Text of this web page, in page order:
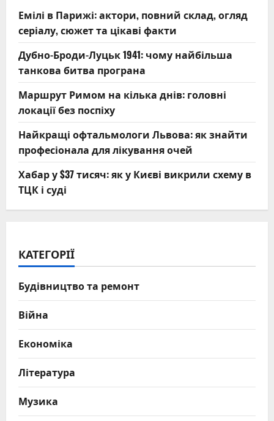
Емілі в Парижі: актори, повний склад, огляд
серіалу, сюжет та цікаві факти
Дубно-Броди-Луцьк 1941: чому найбільша
танкова битва програна
Маршрут Римом на кілька днів: головні
локації без поспіху
Найкращі офтальмологи Львова: як знайти
професіонала для лікування очей
Хабар у $37 тисяч: як у Києві викрили схему в
ТЦК і суді
КАТЕГОРІЇ
Будівництво та ремонт
Війна
Економіка
Література
Музика